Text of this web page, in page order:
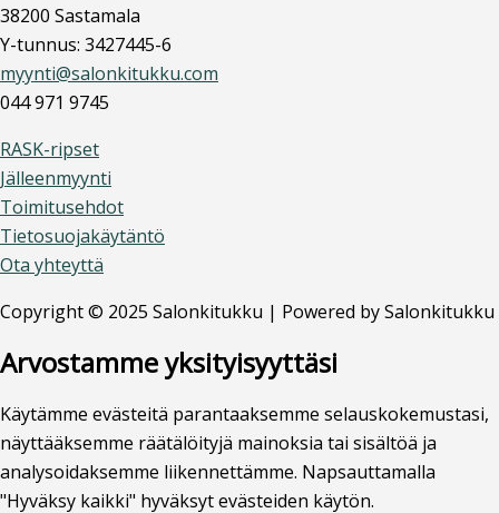
38200 Sastamala
Y-tunnus: 3427445-6
myynti@salonkitukku.com
044 971 9745
RASK-ripset
Jälleenmyynti
Toimitusehdot
Tietosuojakäytäntö
Ota yhteyttä
Copyright © 2025 Salonkitukku | Powered by Salonkitukku
Arvostamme yksityisyyttäsi
Käytämme evästeitä parantaaksemme selauskokemustasi,
näyttääksemme räätälöityjä mainoksia tai sisältöä ja
analysoidaksemme liikennettämme. Napsauttamalla
"Hyväksy kaikki" hyväksyt evästeiden käytön.